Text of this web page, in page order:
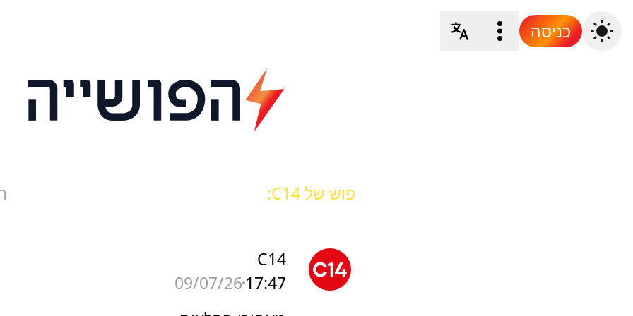
כניסה
פוש של C14:
C14
17:47
09/07/26